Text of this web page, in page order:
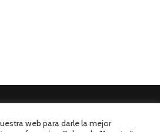
web para darle la mejor